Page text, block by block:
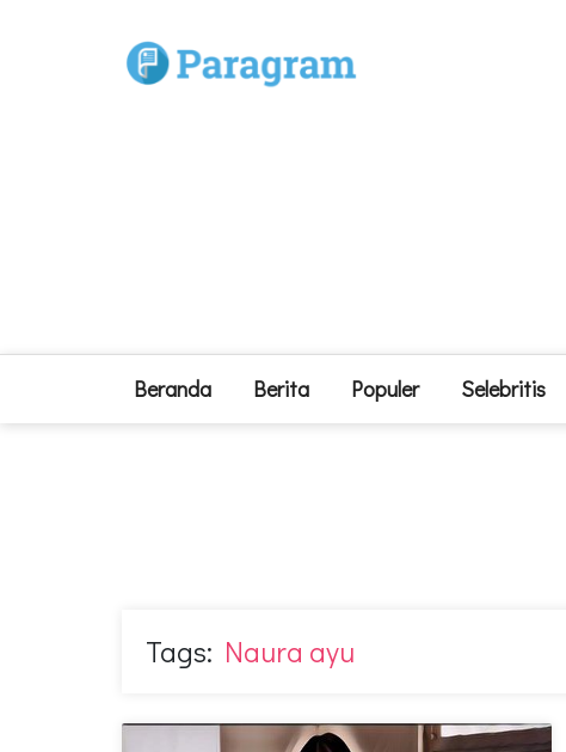
Beranda Berita Populer Selebritis
Tags: Naura ayu